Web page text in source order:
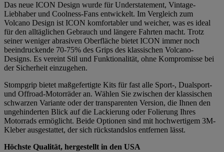
Das neue ICON Design wurde für Understatement, Vintage-
Liebhaber und Coolness-Fans entwickelt. Im Vergleich zum
Volcano Design ist ICON komfortabler und weicher, was es ideal
für den alltäglichen Gebrauch und längere Fahrten macht. Trotz
seiner weniger abrasiven Oberfläche bietet ICON immer noch
beeindruckende 70-75% des Grips des klassischen Volcano-
Designs. Es vereint Stil und Funktionalität, ohne Kompromisse bei
der Sicherheit einzugehen.
Stompgrip bietet maßgefertigte Kits für fast alle Sport-, Dualsport-
und Offroad-Motorräder an. Wählen Sie zwischen der klassischen
schwarzen Variante oder der transparenten Version, die Ihnen den
ungehinderten Blick auf die Lackierung oder Folierung Ihres
Motorrads ermöglicht. Beide Optionen sind mit hochwertigem 3M-
Kleber ausgestattet, der sich rückstandslos entfernen lässt.
Höchste Qualität, hergestellt in den USA